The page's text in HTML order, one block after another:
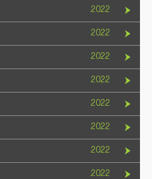
2022
2022
2022
2022
2022
2022
2022
2022